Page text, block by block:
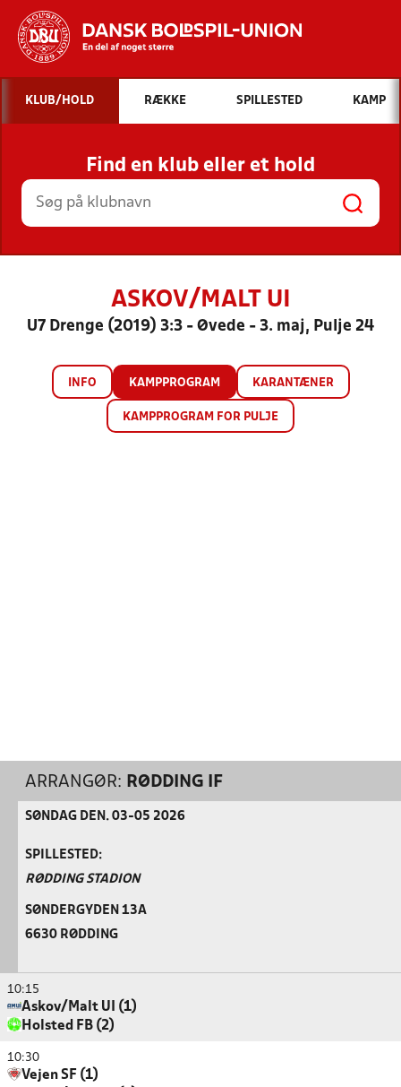
Hvad vil du søge efter?
INDHOLD OG NYHEDER
STILLINGER, RESULTATER, KLUBBER OG
HOLD
KLUB/HOLD RÆKKE SPILLESTED KAMP
Find en klub eller et hold
ASKOV/MALT UI
U7 Drenge (2019) 3:3 - Øvede - 3. maj, Pulje 24
INFO KAMPPROGRAM KARANTÆNER
KAMPPROGRAM FOR PULJE
ARRANGØR: RØDDING IF
SØNDAG DEN. 03-05 2026
SPILLESTED:
RØDDING STADION
SØNDERGYDEN 13A
6630 RØDDING
10:15
Askov/Malt UI (1)
Holsted FB (2)
10:30
Vejen SF (1)